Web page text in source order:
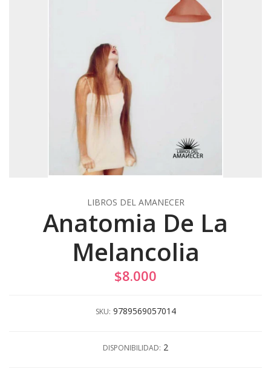
LIBROS DEL AMANECER
Anatomia De La
Melancolia
$8.000
SKU: 9789569057014
DISPONIBILIDAD: 2